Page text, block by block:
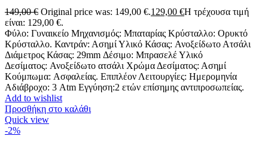
149,00€ Original price was: 149,00 €.129,00 €Η τρέχουσα τιμή
είναι: 129,00 €.
Φύλο: Γυναικείο Μηχανισμός: Μπαταρίας Κρύσταλλο: Ορυκτό
Κρύσταλλο. Καντράν: Ασημί Υλικό Κάσας: Ανοξείδωτο Ατσάλι
Διάμετρος Κάσας: 29mm Δέσιμο: Μπρασελέ Υλικό
Δεσίματος: Ανοξείδωτο ατσάλι Χρώμα Δεσίματος: Ασημί
Κούμπωμα: Ασφαλείας. Επιπλέον Λειτουργίες: Ημερομηνία
Αδιάβροχο: 3 Atm Εγγύηση:2 ετών επίσημης αντιπροσωπείας.
Add to wishlist
Προσθήκη στο καλάθι
Quick view
-2%